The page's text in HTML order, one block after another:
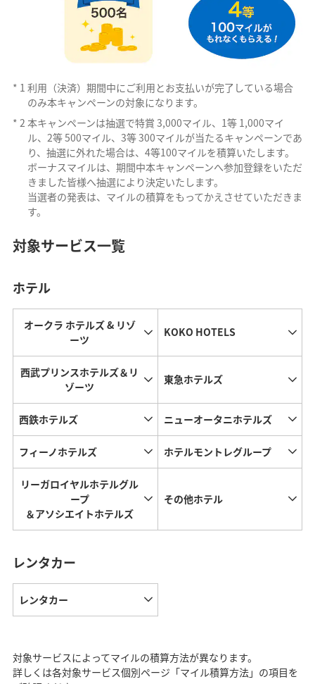
* 1 利用（決済）期間中にご利用とお支払いが完了している場合
のみ本キャンペーンの対象になります。
* 2 本キャンペーンは抽選で特賞 3,000マイル、1等 1,000マイ
ル、2等 500マイル、3等 300マイルが当たるキャンペーンであ
り、抽選に外れた場合は、4等100マイルを積算いたします。
ボーナスマイルは、期間中本キャンペーンへ参加登録をいただ
きました皆様へ抽選により決定いたします。
当選者の発表は、マイルの積算をもってかえさせていただきま
す。
対象サービス一覧
ホテル
オークラ ホテルズ & リゾ
ーツ
KOKO HOTELS
西武プリンスホテルズ＆リ
ゾーツ
東急ホテルズ
西鉄ホテルズ ニューオータニホテルズ
フィーノホテルズ ホテルモントレグループ
リーガロイヤルホテルグル
ープ
＆アソシエイトホテルズ
その他ホテル
レンタカー
レンタカー
対象サービスによってマイルの積算方法が異なります。
詳しくは各対象サービス個別ページ「マイル積算方法」の項目を